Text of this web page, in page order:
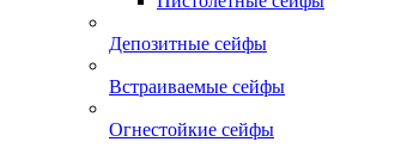
Депозитные сейфы
Встраиваемые сейфы
Огнестойкие сейфы